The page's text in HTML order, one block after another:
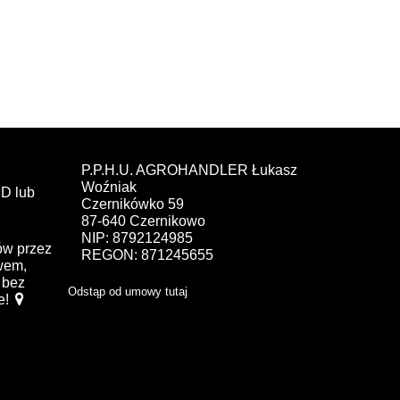
lub
przez
bez
P.P.H.U. AGROHANDLER Łukasz
Woźniak
Czernikówko 59
87-640 Czernikowo
NIP: 8792124985
REGON: 871245655
Odstąp od umowy tutaj